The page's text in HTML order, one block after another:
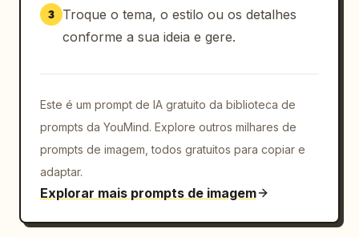
apresentação de vestuário estilo revista com
tipografia bilíngue chinês-inglês, com
fotografia realista de roupas, espaçamento
3
Troque o tema, o estilo ou os detalhes
conforme a sua ideia e gere.
Este é um prompt de IA gratuito da biblioteca de
prompts da YouMind. Explore outros milhares de
prompts de imagem, todos gratuitos para copiar e
adaptar.
Explorar mais prompts de imagem